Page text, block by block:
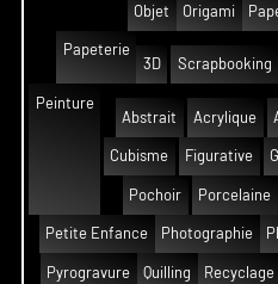
Objet Origami
Papeterie
3D
Scrapbooking
Peinture
Abstrait
Acrylique
Cubisme Figurative
Pochoir Porcelaine
Petite Enfance Photographie
Pyrogravure Quilling Recyclage